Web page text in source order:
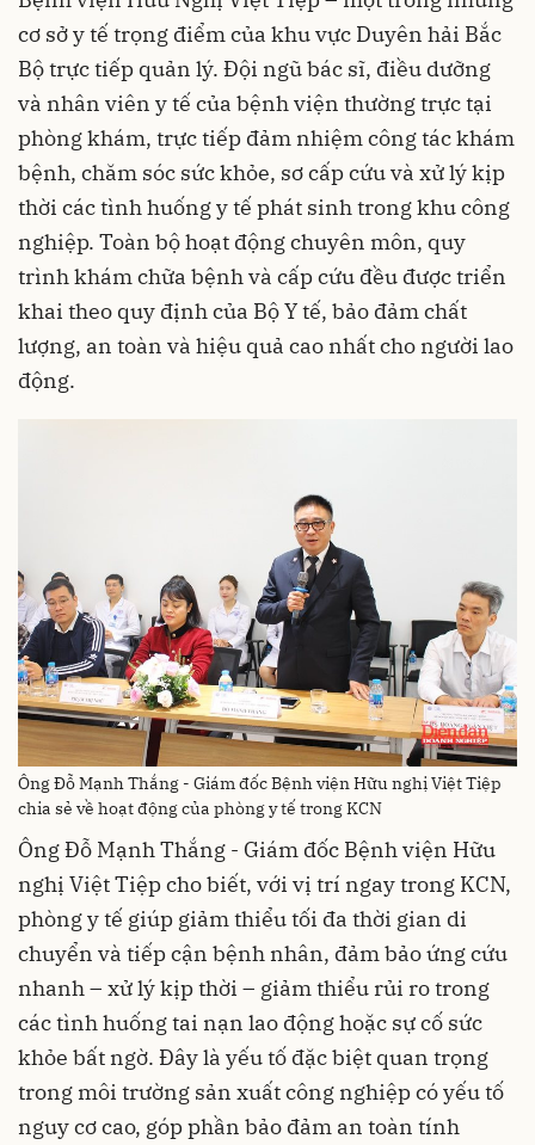
cơ sở y tế trọng điểm của khu vực Duyên hải Bắc
Bộ trực tiếp quản lý. Đội ngũ bác sĩ, điều dưỡng
và nhân viên y tế của bệnh viện thường trực tại
phòng khám, trực tiếp đảm nhiệm công tác khám
bệnh, chăm sóc sức khỏe, sơ cấp cứu và xử lý kịp
thời các tình huống y tế phát sinh trong khu công
nghiệp. Toàn bộ hoạt động chuyên môn, quy
trình khám chữa bệnh và cấp cứu đều được triển
khai theo quy định của Bộ Y tế, bảo đảm chất
lượng, an toàn và hiệu quả cao nhất cho người lao
động.
Ông Đỗ Mạnh Thắng - Giám đốc Bệnh viện Hữu nghị Việt Tiệp
chia sẻ về hoạt động của phòng y tế trong KCN
Ông Đỗ Mạnh Thắng - Giám đốc Bệnh viện Hữu
nghị Việt Tiệp cho biết, với vị trí ngay trong KCN,
phòng y tế giúp giảm thiểu tối đa thời gian di
chuyển và tiếp cận bệnh nhân, đảm bảo ứng cứu
nhanh – xử lý kịp thời – giảm thiểu rủi ro trong
các tình huống tai nạn lao động hoặc sự cố sức
khỏe bất ngờ. Đây là yếu tố đặc biệt quan trọng
trong môi trường sản xuất công nghiệp có yếu tố
nguy cơ cao, góp phần bảo đảm an toàn tính